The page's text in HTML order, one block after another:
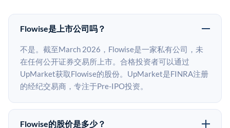
Flowise是上市公司吗？
不是。截至March 2026，Flowise是一家私有公司，未
在任何公开证券交易所上市。合格投资者可以通过
UpMarket获取Flowise的股份。UpMarket是FINRA注册
的经纪交易商，专注于Pre-IPO投资。
Flowise的股价是多少？